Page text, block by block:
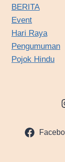
BERITA
Event
Hari Raya
Pengumuman
Pojok Hindu